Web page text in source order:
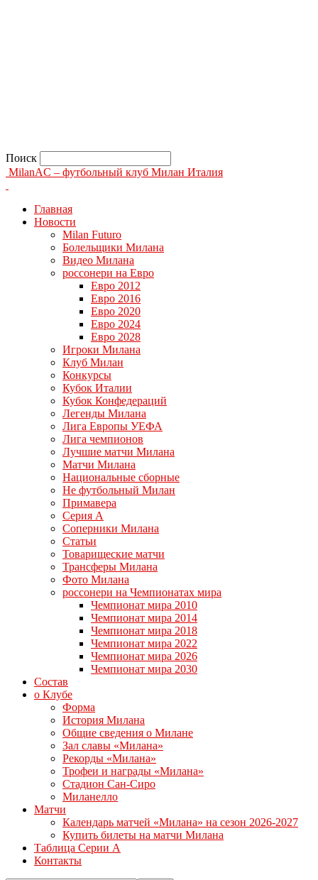
Поиск
MilanAC – футбольный клуб Милан Италия
Главная
Новости
Milan Futuro
Болельщики Милана
Видео Милана
россонери на Евро
Евро 2012
Евро 2016
Евро 2020
Евро 2024
Евро 2028
Игроки Милана
Клуб Милан
Конкурсы
Кубок Италии
Кубок Конфедераций
Легенды Милана
Лига Европы УЕФА
Лига чемпионов
Лучшие матчи Милана
Матчи Милана
Национальные сборные
Не футбольный Милан
Примавера
Серия А
Соперники Милана
Статьи
Товарищеские матчи
Трансферы Милана
Фото Милана
россонери на Чемпионатах мира
Чемпионат мира 2010
Чемпионат мира 2014
Чемпионат мира 2018
Чемпионат мира 2022
Чемпионат мира 2026
Чемпионат мира 2030
Состав
о Клубе
Форма
История Милана
Общие сведения о Милане
Зал славы «Милана»
Рекорды «Милана»
Трофеи и награды «Милана»
Стадион Сан-Сиро
Миланелло
Матчи
Календарь матчей «Милана» на сезон 2026-2027
Купить билеты на матчи Милана
Таблица Серии А
Контакты